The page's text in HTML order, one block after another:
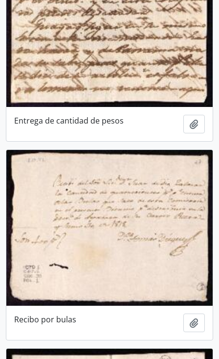
Entrega de cantidad de pesos
Recibo por bulas